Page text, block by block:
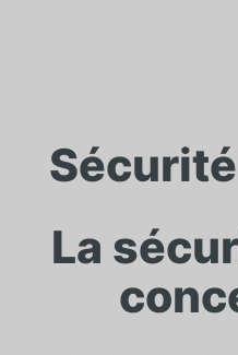
Sécurité
La